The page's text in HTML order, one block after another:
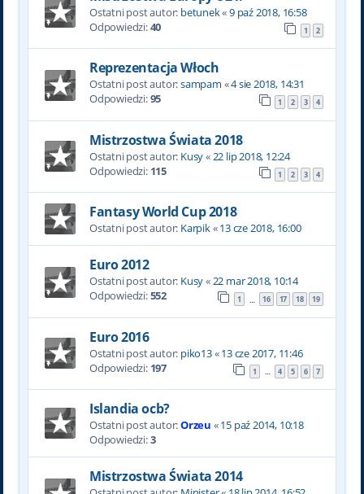
Ostatni post autor: betunek«9 paź 2018, 16:58
Odpowiedzi:40 1 2
Reprezentacja Włoch
Ostatni post autor:sampam «4 sie 2018, 14:31
Odpowiedzi:95 1 2 3 4
Mistrzostwa Świata 2018
Ostatni post autor: Kusy«22 lip 2018, 12:24
Odpowiedzi: 115 1 2 3 4
Fantasy World Cup 2018
Ostatni post autor: Karpik«13 cze 2018, 16:00
Euro 2012
Ostatni post autor: Kusy«22 mar 2018, 10:14
Odpowiedzi:552 1 … 16 17 18 19
Euro 2016
Ostatni post autor: piko13«13 cze 2017, 11:46
Odpowiedzi: 197 1 … 4 5 6 7
Islandia ocb?
Ostatni post autor:Orzeu «15 paź 2014, 10:18
Odpowiedzi:3
Mistrzostwa Świata 2014